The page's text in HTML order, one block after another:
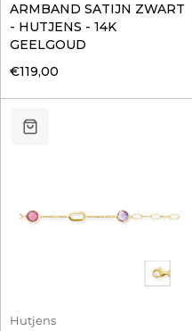
ARMBAND SATIJN ZWART
- HUTJENS - 14K
GEELGOUD
€119,00
Hutjens